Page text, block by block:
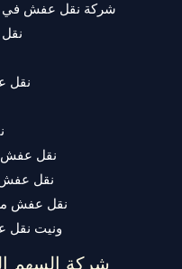
شركة نقل عفش في
نقل
نقل عفش
نقل عفش
نقل عفش من
نقل عفش من
ونيت نقل عفش
شركة السهم